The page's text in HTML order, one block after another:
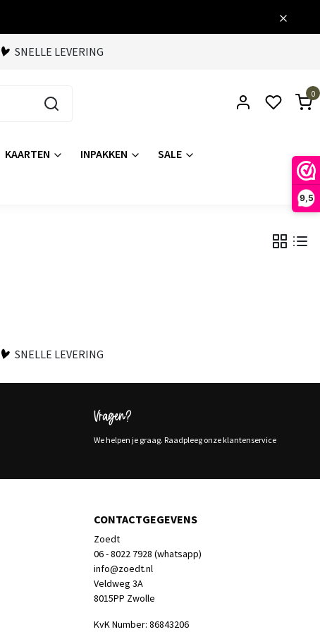
9,5
SNELLE LEVERING
0
KAARTEN INPAKKEN SALE
SNELLE LEVERING
Vragen?
We helpen je graag. Raadpleeg onze klantenservice
CONTACTGEGEVENS
Zoedt
06 - 8022 7928 (whatsapp)
info@zoedt.nl
Veldweg 3A
8015PP Zwolle
KvK Number: 86843206